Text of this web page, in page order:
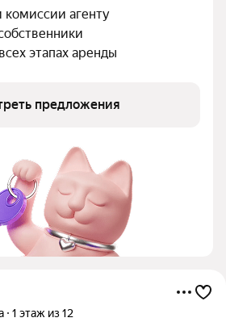
комиссии агенту
этапах аренды
предложения
1 этаж из 12